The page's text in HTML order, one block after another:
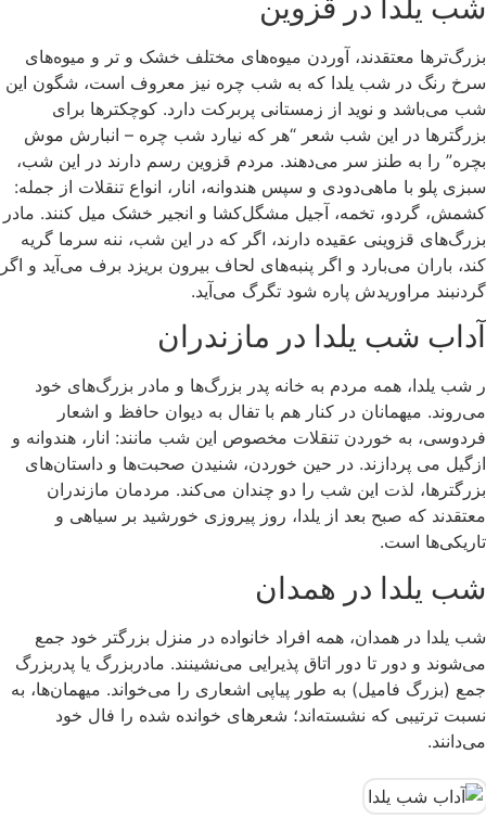
بزرگ‌ترها معتقدند، آوردن میوه‌های مختلف خشک و تر و میوه‌های
سرخ رنگ در شب یلدا که به شب چره نیز معروف است، شگون این
شب می‌باشد و نوید از زمستانی پربرکت دارد. کوچکترها برای
بزرگترها در این شب شعر “هر که نیارد شب چره – انبارش موش
بچره” را به طنز سر می‌دهند. مردم قزوین رسم دارند در این شب،
سبزی پلو با ماهی‌دودی و سپس هندوانه، انار، انواع تنقلات از جمله:
کشمش، گردو، تخمه، آجیل مشگل‌کشا و انجیر خشک میل کنند. مادر
بزرگ‌های قزوینی عقیده دارند، اگر که در این شب، ننه سرما گریه
کند، باران می‌بارد و اگر پنبه‌های لحاف بیرون بریزد برف می‌آید و اگر
گردنبند مراوریدش پاره شود تگرگ می‌آید.
آداب شب یلدا در مازندران
ر شب یلدا، همه مردم به خانه پدر بزرگ‌ها و مادر بزرگ‌های خود
می‌روند. میهمانان در کنار هم با تفال به دیوان حافظ و اشعار
فردوسی، به خوردن تنقلات مخصوص این شب مانند: انار، هندوانه و
ازگیل می پردازند. در حین خوردن، شنیدن صحبت‌ها و داستان‌های
بزرگترها، لذت این شب را دو چندان می‌کند. مردمان مازندران
معتقدند که صبح بعد از یلدا، روز پیروزی خورشید بر سیاهی و
تاریکی‌ها است.
شب یلدا در همدان
شب یلدا در همدان، همه افراد خانواده در منزل بزرگتر خود جمع
می‌شوند و دور تا دور اتاق پذیرایی می‌نشینند. مادربزرگ یا پدربزرگ
جمع (بزرگ فامیل) به طور پیاپی اشعاری را می‌خواند. میهمان‌ها، به
نسبت ترتیبی که نشسته‌اند؛ شعرهای خوانده شده را فال خود
می‌دانند.